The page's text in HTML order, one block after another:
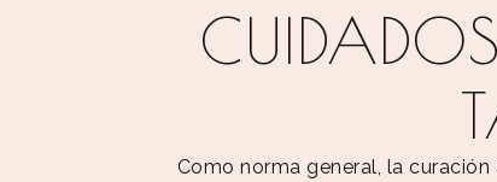
Como norma general, la